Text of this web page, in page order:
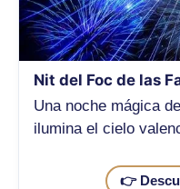
Nit del Foc de las
Una noche mágica
ilumina el cielo
👉